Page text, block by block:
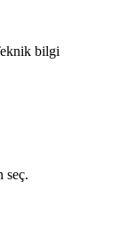
bilgi
seç.